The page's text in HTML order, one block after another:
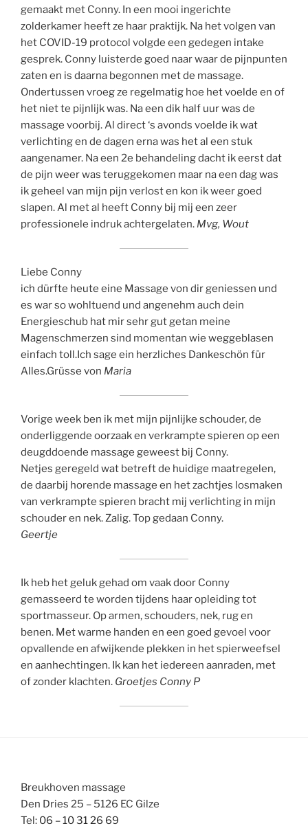
gemaakt met Conny. In een mooi ingerichte
zolderkamer heeft ze haar praktijk. Na het volgen van
het COVID-19 protocol volgde een gedegen intake
gesprek. Conny luisterde goed naar waar de pijnpunten
zaten en is daarna begonnen met de massage.
Ondertussen vroeg ze regelmatig hoe het voelde en of
het niet te pijnlijk was. Na een dik half uur was de
massage voorbij. Al direct ‘s avonds voelde ik wat
verlichting en de dagen erna was het al een stuk
aangenamer. Na een 2e behandeling dacht ik eerst dat
de pijn weer was teruggekomen maar na een dag was
ik geheel van mijn pijn verlost en kon ik weer goed
slapen. Al met al heeft Conny bij mij een zeer
professionele indruk achtergelaten. Mvg, Wout
Liebe Conny
ich dürfte heute eine Massage von dir geniessen und
es war so wohltuend und angenehm auch dein
Energieschub hat mir sehr gut getan meine
Magenschmerzen sind momentan wie weggeblasen
einfach toll.Ich sage ein herzliches Dankeschön für
Alles.Grüsse von Maria
Vorige week ben ik met mijn pijnlijke schouder, de
onderliggende oorzaak en verkrampte spieren op een
deugddoende massage geweest bij Conny.
Netjes geregeld wat betreft de huidige maatregelen,
de daarbij horende massage en het zachtjes losmaken
van verkrampte spieren bracht mij verlichting in mijn
schouder en nek. Zalig. Top gedaan Conny.
Geertje
Ik heb het geluk gehad om vaak door Conny
gemasseerd te worden tijdens haar opleiding tot
sportmasseur. Op armen, schouders, nek, rug en
benen. Met warme handen en een goed gevoel voor
opvallende en afwijkende plekken in het spierweefsel
en aanhechtingen. Ik kan het iedereen aanraden, met
of zonder klachten. Groetjes Conny P
Breukhoven massage
Den Dries 25 – 5126 EC Gilze
Tel: 06 – 10 31 26 69